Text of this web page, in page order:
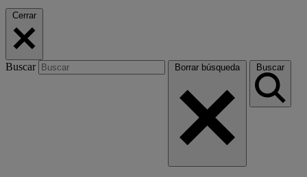
Cerrar
Buscar Borrar búsqueda Buscar